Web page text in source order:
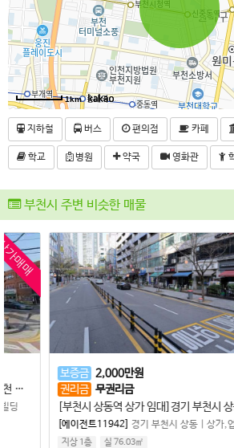
1km
지하철 버스 편의점 카페
학교 병원 약국 영화관
부천시 주변 비슷한 매물
매매
[부천시 원종동 상가 매매] 수익률 4.2% 나오는 부천 원종동 사거리 3면 코너건물 구분상가 매매...
딩
보증금 2,000만원
권리금 무권리금
[에이전트11942] 경기 부천시 상동 상가,업무
지상 1층 실 76.03㎡